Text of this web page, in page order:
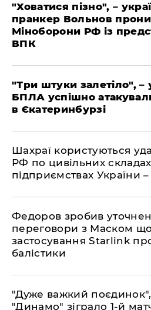
"Ховатися пізно", –
пранкер Вольнов
Міноборони РФ із
ВПК
"Три штуки залетіло", –
БПЛА успішно
в Єкатеринбурзі
Шахраї користуються
РФ по цивільних складах
підприємствах України
Федоров зробив
переговори з Маском
застосування Starlink
балістики
"Дуже важкий поєдинок",
"Динамо" зіграло 1-й